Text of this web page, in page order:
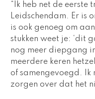
“Ik heb net de
Leidschendam. Er is
is ook genoeg om
stukken weet je: ‘dit
nog meer diepgang
meerdere keren
of samengevoegd. Ik
zorgen over dat het